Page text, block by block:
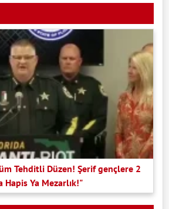
Tehditli Düzen! Şerif gençlere 2
Hapis Ya Mezarlık!"